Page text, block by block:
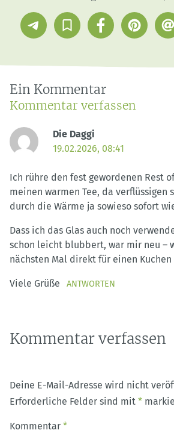
TelegramIn
Sammlung
FacebookPinterestE-
Ein Kommentar
Kommentar verfassen
Die Daggi
19.02.2026, 08:41
Ich rühre den fest gewordenen Rest
meinen warmen Tee, da verflüssigen
durch die Wärme ja sowieso sofort
Dass ich das Glas auch noch
schon leicht blubbert, war mir neu –
nächsten Mal direkt für einen
Viele Grüße ANTWORTEN
Kommentar verfassen
Deine E-Mail-Adresse wird nicht
Erforderliche Felder sind mit *
Kommentar *